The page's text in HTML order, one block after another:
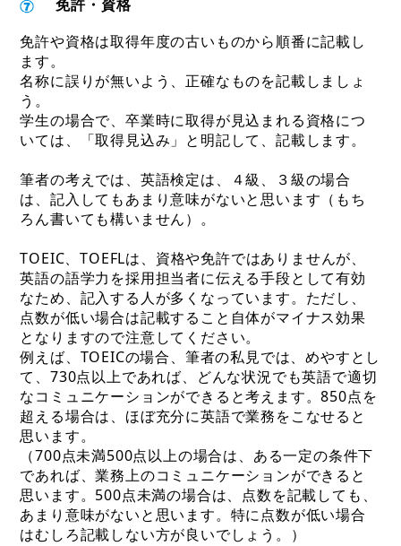
免許・資格
免許や資格は取得年度の古いものから順番に記載し
ます。
名称に誤りが無いよう、正確なものを記載しましょ
う。
学生の場合で、卒業時に取得が見込まれる資格につ
いては、「取得見込み」と明記して、記載します。
筆者の考えでは、英語検定は、４級、３級の場合
は、記入してもあまり意味がないと思います（もち
ろん書いても構いません）。
TOEIC、TOEFLは、資格や免許ではありませんが、
英語の語学力を採用担当者に伝える手段として有効
なため、記入する人が多くなっています。ただし、
点数が低い場合は記載すること自体がマイナス効果
となりますので注意してください。
例えば、TOEICの場合、筆者の私見では、めやすとし
て、730点以上であれば、どんな状況でも英語で適切
なコミュニケーションができると考えます。850点を
超える場合は、ほぼ充分に英語で業務をこなせると
思います。
（700点未満500点以上の場合は、ある一定の条件下
であれば、業務上のコミュニケーションができると
思います。500点未満の場合は、点数を記載しても、
あまり意味がないと思います。特に点数が低い場合
はむしろ記載しない方が良いでしょう。
）